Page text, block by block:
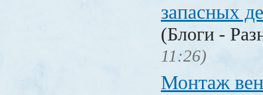
запасных
(Блоги -
11:26)
Монтаж